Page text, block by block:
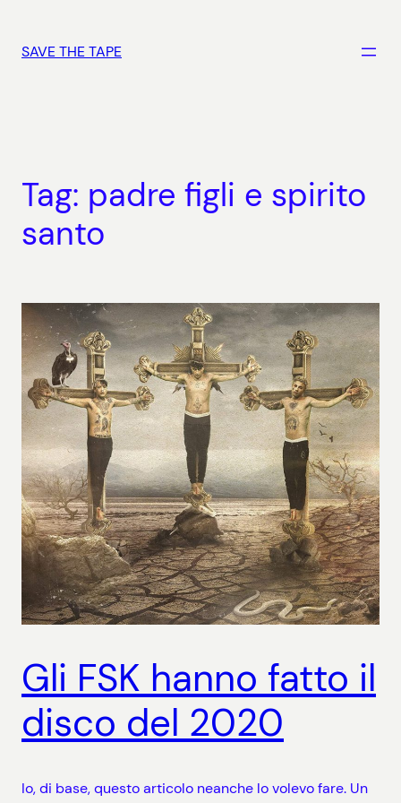
contenuto
SAVE THE TAPE
Tag: padre figli e spirito
santo
Gli FSK hanno fatto il
disco del 2020
Io, di base, questo articolo neanche lo volevo fare. Un